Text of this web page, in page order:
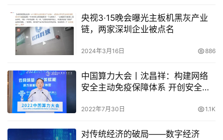
央视3·15晚会曝光主板机黑灰产业
链，两家深圳企业被点名
2024年3月16日 886
中国算力大会丨沈昌祥：构建网络
安全主动免疫保障体系 开创安全可
2022年7月30日 1.1K
对传统经济的破局——数字经济